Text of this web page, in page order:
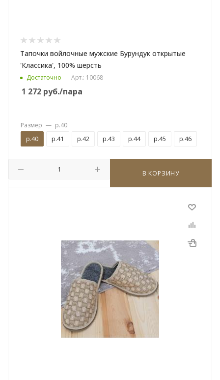
Тапочки войлочные мужские Бурундук открытые
'Классика', 100% шерсть
Достаточно Арт.: 10068
1 272 руб./пара
В КОРЗИНУ
Размер — р.40
р.40 р.41 р.42 р.43 р.44 р.45 р.46